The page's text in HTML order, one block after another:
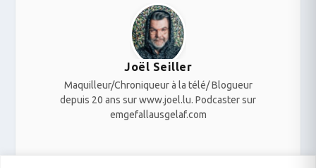
Joël Seiller
Maquilleur/Chroniqueur à la télé/ Blogueur
depuis 20 ans sur www.joel.lu. Podcaster sur
emgefallausgelaf.com